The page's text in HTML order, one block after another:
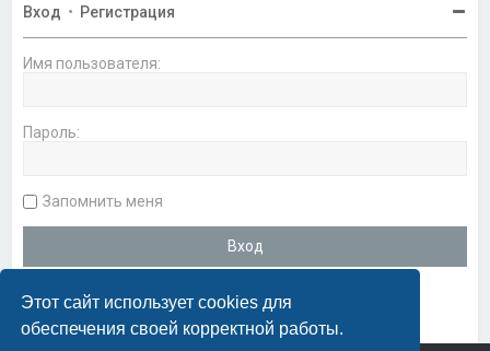
Этот сайт использует cookies для
обеспечения своей корректной работы.
Вход • Регистрация
Имя пользователя:
Пароль:
Запомнить меня